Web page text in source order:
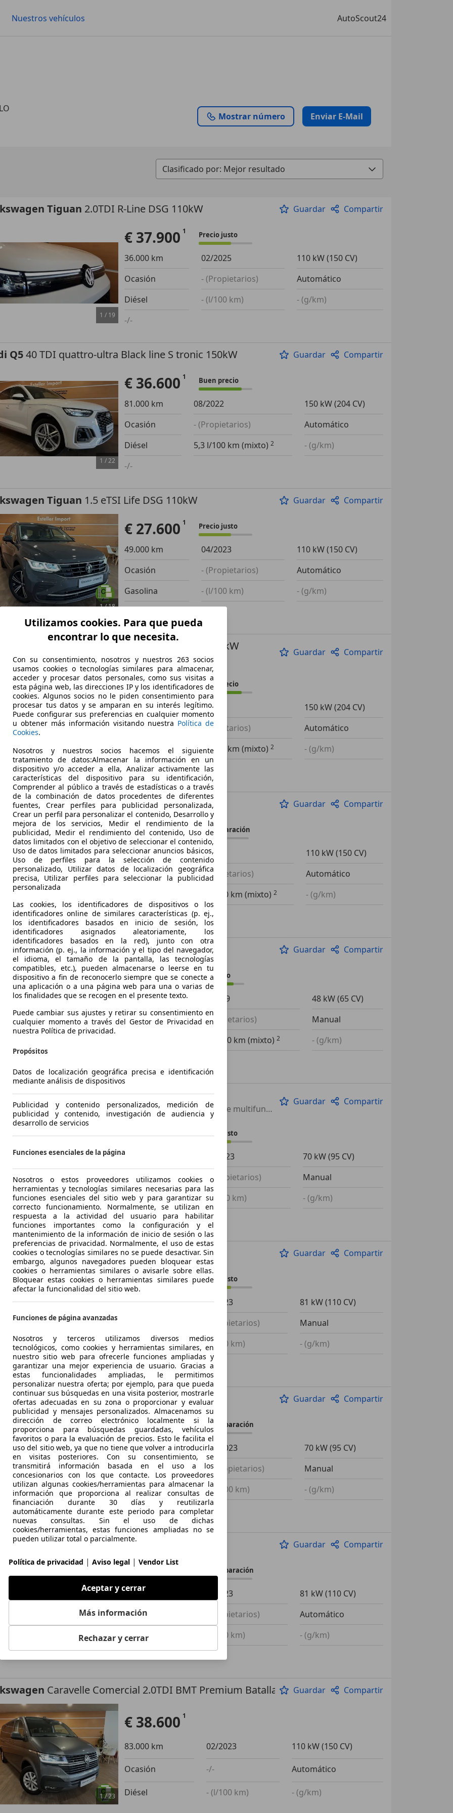
Nuestros vehículos AutoScout24
Mostrar número Enviar E-Mail
1 / 19
Tiguan 2.0TDI R-Line DSG 110kW Guardar Compartir
€ 37.900 Precio justo
36.000 km 02/2025
110 kW (150 CV)
Ocasión
- (Propietarios)
Automático
Diésel
- (l/100 km)
- (g/km)
-/-
1 /22
Q540 TDI quattro-ultra Black line S tronic 150kW Guardar Compartir
€ 36.600 Buen precio
81.000 km 08/2022
150 kW (204 CV)
Ocasión
- (Propietarios)
Automático
Diésel
5,3 l/100 km (mixto)
- (g/km)
-/-
1/18
Tiguan 1.5 eTSI Life DSG 110kW Guardar Compartir
€ 27.600 Precio justo
49.000 km 04/2023
110 kW (150 CV)
Ocasión
- (Propietarios)
Automático
Gasolina
- (l/100 km)
- (g/km)
1/21
40 TDI quattro-ultra Advanced S tronic 150kW Guardar Compartir
€ 33.900 Buen precio
83.000 km 05/2022
150 kW (204 CV)
Ocasión
- (Propietarios)
Automático
Diésel
5,3 l/100 km (mixto)
- (g/km)
-/-
1/23
Q335 TFSI Black line S tronic Guardar Compartir
€ 29.600 Sin comparación
100.000 km 03/2021
110 kW (150 CV)
Ocasión
- (Propietarios)
Automático
5,8 l/100 km (mixto)
- (g/km)
-/-
Polo 1.0 Edition 48kW Guardar Compartir
€ 9.900 Buen precio
102.000 km 05/2019
48 kW (65 CV)
Ocasión
- (Propietarios)
Manual
4,8 l/100 km (mixto)
- (g/km)
1/ 24
T-Cross1.0 TSI Advance
Control de distancia, Faros antiniebla, Dirección asistida, Volante multifunción, Retrovisores laterales eléctricos, Airbag acompañante, Cierre centralizado
Guardar Compartir
€ 17.950 Precio justo
25.000 km 08/2023
70 kW (95 CV)
Ocasión
- (Propietarios)
Manual
Gasolina
- (l/100 km)
- (g/km)
-/-
1/19
Taigo1.0 TSI Life 81kW Guardar Compartir
€ 18.600 Precio justo
34.000 km 02/2023
81 kW (110 CV)
- (Propietarios)
Manual
Gasolina
- (l/100 km)
- (g/km)
-/-
16
Polo1.0 TSI Life 70kW Guardar Compartir
€ 14.600 Sin comparación
104.000 km 03/2023
70 kW (95 CV)
Ocasión
- (Propietarios)
Manual
Gasolina
- (l/100 km)
- (g/km)
-/-
1/19
A3Sportback 30 TFSI Advanced S tronic Guardar Compartir
€ 23.600 Sin comparación
65.000 km 04/2023
81 kW (110 CV)
Ocasión
- (Propietarios)
Automático
Gasolina
- (l/100 km)
- (g/km)
1/23
Caravelle Comercial 2.0TDI BMT Premium Batalla LarGuardar Compartir
€ 38.600
83.000 km 02/2023 110 kW (150 CV)
Ocasión -/- Automático
Diésel - (l/100 km) - (g/km)
Utilizamos cookies. Para que pueda
encontrar lo que necesita.
Con su consentimiento, nosotros y nuestros 263 socios
usamos cookies o tecnologías similares para almacenar,
acceder y procesar datos personales, como sus visitas a
esta página web, las direcciones IP y los identificadores de
cookies. Algunos socios no le piden consentimiento para
procesar tus datos y se amparan en su interés legítimo.
Puede configurar sus preferencias en cualquier momento
u obtener más información visitando nuestra Política de
Cookies.
Nosotros y nuestros socios hacemos el siguiente
tratamiento de datos:Almacenar la información en un
dispositivo y/o acceder a ella, Analizar activamente las
características del dispositivo para su identificación,
Comprender al público a través de estadísticas o a través
de la combinación de datos procedentes de diferentes
fuentes, Crear perfiles para publicidad personalizada,
Crear un perfil para personalizar el contenido, Desarrollo y
mejora de los servicios, Medir el rendimiento de la
publicidad, Medir el rendimiento del contenido, Uso de
datos limitados con el objetivo de seleccionar el contenido,
Uso de datos limitados para seleccionar anuncios básicos,
Uso de perfiles para la selección de contenido
personalizado, Utilizar datos de localización geográfica
precisa, Utilizar perfiles para seleccionar la publicidad
personalizada
Las cookies, los identificadores de dispositivos o los
identificadores online de similares características (p. ej.,
los identificadores basados en inicio de sesión, los
identificadores asignados aleatoriamente, los
identificadores basados en la red), junto con otra
información (p. ej., la información y el tipo del navegador,
el idioma, el tamaño de la pantalla, las tecnologías
compatibles, etc.), pueden almacenarse o leerse en tu
dispositivo a fin de reconocerlo siempre que se conecte a
una aplicación o a una página web para una o varias de
los finalidades que se recogen en el presente texto.
Puede cambiar sus ajustes y retirar su consentimiento en
cualquier momento a través del Gestor de Privacidad en
nuestra Política de privacidad.
Propósitos
Datos de localización geográfica precisa e identificación
mediante análisis de dispositivos
Publicidad y contenido personalizados, medición de
publicidad y contenido, investigación de audiencia y
desarrollo de servicios
Funciones esenciales de la página
Nosotros o estos proveedores utilizamos cookies o
herramientas y tecnologías similares necesarias para las
funciones esenciales del sitio web y para garantizar su
correcto funcionamiento. Normalmente, se utilizan en
respuesta a la actividad del usuario para habilitar
funciones importantes como la configuración y el
mantenimiento de la información de inicio de sesión o las
preferencias de privacidad. Normalmente, el uso de estas
cookies o tecnologías similares no se puede desactivar. Sin
embargo, algunos navegadores pueden bloquear estas
cookies o herramientas similares o avisarle sobre ellas.
Bloquear estas cookies o herramientas similares puede
afectar la funcionalidad del sitio web.
Funciones de página avanzadas
Nosotros y terceros utilizamos diversos medios
tecnológicos, como cookies y herramientas similares, en
nuestro sitio web para ofrecerle funciones ampliadas y
garantizar una mejor experiencia de usuario. Gracias a
estas funcionalidades ampliadas, le permitimos
personalizar nuestra oferta; por ejemplo, para que pueda
continuar sus búsquedas en una visita posterior, mostrarle
ofertas adecuadas en su zona o proporcionar y evaluar
publicidad y mensajes personalizados. Almacenamos su
dirección de correo electrónico localmente si la
proporciona para búsquedas guardadas, vehículos
favoritos o para la evaluación de precios. Esto le facilita el
uso del sitio web, ya que no tiene que volver a introducirla
en visitas posteriores. Con su consentimiento, se
transmitirá información basada en el uso a los
concesionarios con los que contacte. Los proveedores
utilizan algunas cookies/herramientas para almacenar la
información que proporciona al realizar consultas de
financiación durante 30 días y reutilizarla
automáticamente durante este periodo para completar
nuevas consultas. Sin el uso de dichas
cookies/herramientas, estas funciones ampliadas no se
pueden utilizar total o parcialmente.
Política de privacidad | Aviso legal | Vendor List
Aceptar y cerrar
Más información
Rechazar y cerrar